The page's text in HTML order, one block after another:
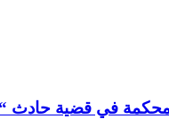
في قضية حادث